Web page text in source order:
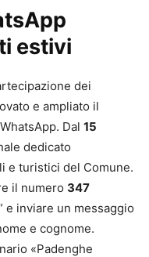
estivi
dei
e ampliato il
Dal 15
dedicato
e turistici del Comune.
il numero 347
e inviare un messaggio
e cognome.
«Padenghe